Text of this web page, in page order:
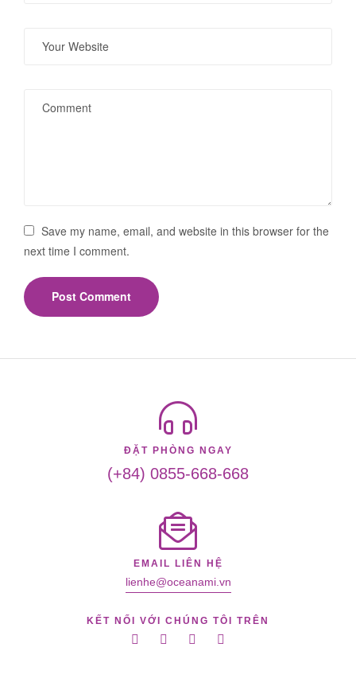
Save my name, email, and website in this browser for the
next time I comment.
ĐẶT PHÒNG NGAY
(+84) 0855-668-668
EMAIL LIÊN HỆ
lienhe@oceanami.vn
KẾT NỐI VỚI CHÚNG TÔI TRÊN